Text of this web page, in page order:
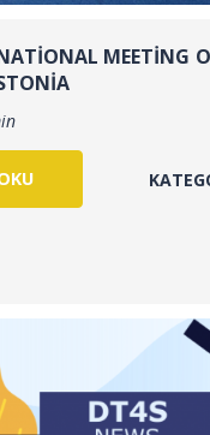
MEETING